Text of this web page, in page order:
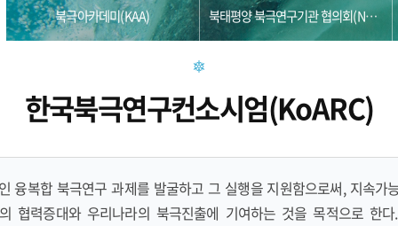
북극아카데미(KAA) 북태평양 북극연구기관 협의회(NPARC)
한국북극연구컨소시엄(KoARC)
융복합 북극연구 과제를 발굴하고 그 실행을 지원함으로써, 지속가
협력증대와 우리나라의 북극진출에 기여하는 것을 목적으로 한